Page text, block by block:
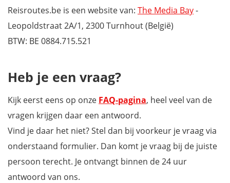
Reisroutes.be is een website van: The Media Bay-
Leopoldstraat 2A/1, 2300 Turnhout (België)
BTW: BE 0884.715.521
Heb je een vraag?
Kijk eerst eens op onze FAQ-pagina, heel veel van de
vragen krijgen daar een antwoord.
Vind je daar het niet? Stel dan bij voorkeur je vraag via
onderstaand formulier. Dan komt je vraag bij de juiste
persoon terecht. Je ontvangt binnen de 24 uur
antwoord van ons.